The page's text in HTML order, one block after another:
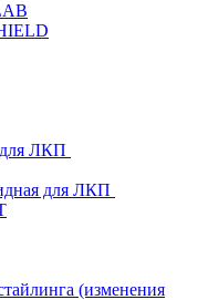
для ЛКП
для ЛКП
(изменения